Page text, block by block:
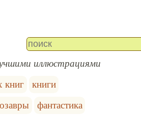
иллюстрациями
книг
книги
фантастика